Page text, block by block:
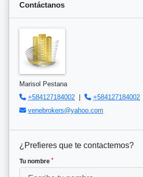
Contáctanos
Marisol Pestana
+584127184002
+584127184002
venebrokers@yahoo.com
¿Prefieres que te contactemos?
Tu nombre *